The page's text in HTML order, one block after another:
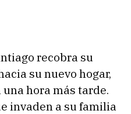
recobra su
su nuevo hogar,
hora más tarde.
invaden a su familia